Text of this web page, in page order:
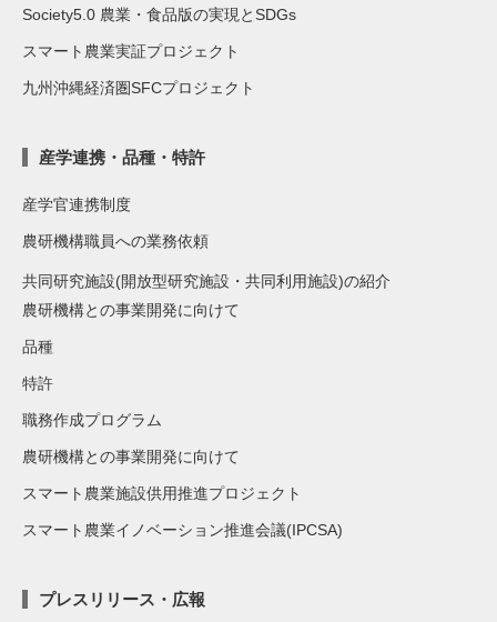
Society5.0 農業・食品版の実現とSDGs
スマート農業実証プロジェクト
九州沖縄経済圏SFCプロジェクト
産学連携・品種・特許
産学官連携制度
農研機構職員への業務依頼
共同研究施設(開放型研究施設・共同利用施設)の紹介
農研機構との事業開発に向けて
品種
特許
職務作成プログラム
農研機構との事業開発に向けて
スマート農業施設供用推進プロジェクト
スマート農業イノベーション推進会議(IPCSA)
プレスリリース・広報